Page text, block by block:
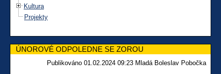
Kultura
Projekty
ÚNOROVÉ ODPOLEDNE SE ZOROU
Publikováno 01.02.2024 09:23 Mladá Boleslav Pobočka